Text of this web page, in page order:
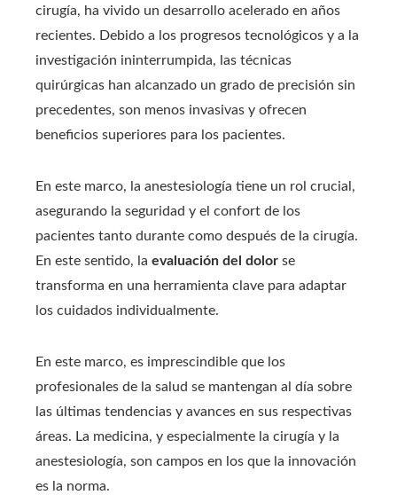
cirugía, ha vivido un desarrollo acelerado en años
recientes. Debido a los progresos tecnológicos y a la
investigación ininterrumpida, las técnicas
quirúrgicas han alcanzado un grado de precisión sin
precedentes, son menos invasivas y ofrecen
beneficios superiores para los pacientes.
En este marco, la anestesiología tiene un rol crucial,
asegurando la seguridad y el confort de los
pacientes tanto durante como después de la cirugía.
En este sentido, la evaluación del dolor se
transforma en una herramienta clave para adaptar
los cuidados individualmente.
En este marco, es imprescindible que los
profesionales de la salud se mantengan al día sobre
las últimas tendencias y avances en sus respectivas
áreas. La medicina, y especialmente la cirugía y la
anestesiología, son campos en los que la innovación
es la norma.